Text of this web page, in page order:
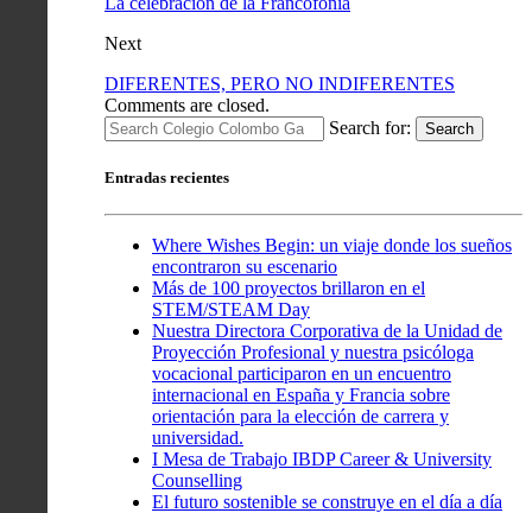
Next
DIFERENTES, PERO NO INDIFERENTES
Comments are closed.
Search for:
Search
Entradas recientes
Where Wishes Begin: un viaje donde los sueños
encontraron su escenario
Más de 100 proyectos brillaron en el
STEM/STEAM Day
Nuestra Directora Corporativa de la Unidad de
Proyección Profesional y nuestra psicóloga
vocacional participaron en un encuentro
internacional en España y Francia sobre
orientación para la elección de carrera y
universidad.
I Mesa de Trabajo IBDP Career & University
Counselling
El futuro sostenible se construye en el día a día